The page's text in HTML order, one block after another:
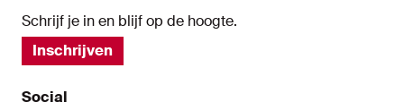
Schrijf je in en blijf op de hoogte.
Inschrijven
Social